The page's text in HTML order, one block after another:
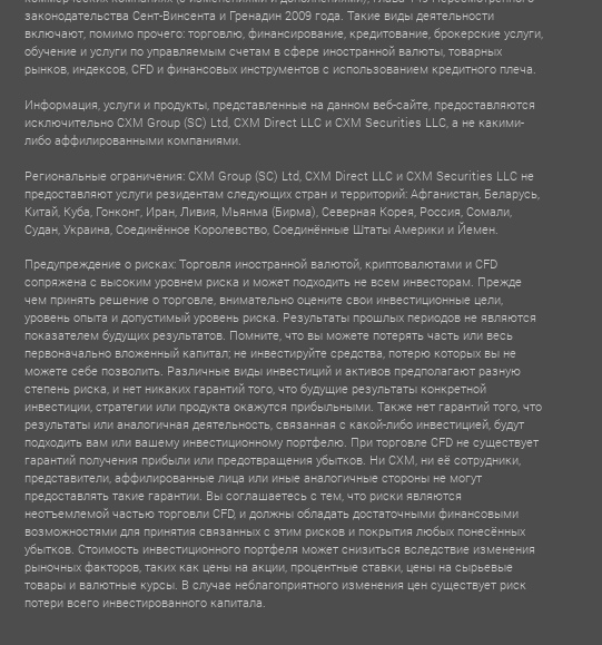
законодательства Сент-Винсента и Гренадин 2009 года. Такие виды деятельности
включают, помимо прочего: торговлю, финансирование, кредитование, брокерские услуги,
обучение и услуги по управляемым счетам в сфере иностранной валюты, товарных
рынков, индексов, CFD и финансовых инструментов с использованием кредитного плеча.
Информация, услуги и продукты, представленные на данном веб-сайте, предоставляются
исключительно CXM Group (SC) Ltd, CXM Direct LLC и CXM Securities LLC, а не какими-
либо аффилированными компаниями.
Региональные ограничения: CXM Group (SC) Ltd, CXM Direct LLC и CXM Securities LLC не
предоставляют услуги резидентам следующих стран и территорий: Афганистан, Беларусь,
Китай, Куба, Гонконг, Иран, Ливия, Мьянма (Бирма), Северная Корея, Россия, Сомали,
Судан, Украина, Соединённое Королевство, Соединённые Штаты Америки и Йемен.
Предупреждение о рисках: Торговля иностранной валютой, криптовалютами и CFD
сопряжена с высоким уровнем риска и может подходить не всем инвесторам. Прежде
чем принять решение о торговле, внимательно оцените свои инвестиционные цели,
уровень опыта и допустимый уровень риска. Результаты прошлых периодов не являются
показателем будущих результатов. Помните, что вы можете потерять часть или весь
первоначально вложенный капитал; не инвестируйте средства, потерю которых вы не
можете себе позволить. Различные виды инвестиций и активов предполагают разную
степень риска, и нет никаких гарантий того, что будущие результаты конкретной
инвестиции, стратегии или продукта окажутся прибыльными. Также нет гарантий того, что
результаты или аналогичная деятельность, связанная с какой-либо инвестицией, будут
подходить вам или вашему инвестиционному портфелю. При торговле CFD не существует
гарантий получения прибыли или предотвращения убытков. Ни CXM, ни её сотрудники,
представители, аффилированные лица или иные аналогичные стороны не могут
предоставлять такие гарантии. Вы соглашаетесь с тем, что риски являются
неотъемлемой частью торговли CFD, и должны обладать достаточными финансовыми
возможностями для принятия связанных с этим рисков и покрытия любых понесённых
убытков. Стоимость инвестиционного портфеля может снизиться вследствие изменения
рыночных факторов, таких как цены на акции, процентные ставки, цены на сырьевые
товары и валютные курсы. В случае неблагоприятного изменения цен существует риск
потери всего инвестированного капитала.
BROKER
Expo Dubai
FINANCIAL INSTITUTIONS
AWARD
2025- MEFM Awards Dubai
PROGRAM
2025- MONEY EXPO CHILE